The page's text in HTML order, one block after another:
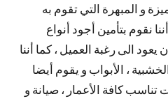
و المبهرة التي تقوم به
نقوم بتأمين أجود أنواع
يعود الى رغبة العميل ، كما أننا
، الأبواب و يقوم أيضا
كافة الأعمار ، صيانة و